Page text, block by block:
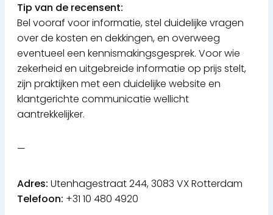
Tip van de recensent:
Bel vooraf voor informatie, stel duidelijke vragen
over de kosten en dekkingen, en overweeg
eventueel een kennismakingsgesprek. Voor wie
zekerheid en uitgebreide informatie op prijs stelt,
zijn praktijken met een duidelijke website en
klantgerichte communicatie wellicht
aantrekkelijker.
—
Adres: Utenhagestraat 244, 3083 VX Rotterdam
Telefoon: +31 10 480 4920